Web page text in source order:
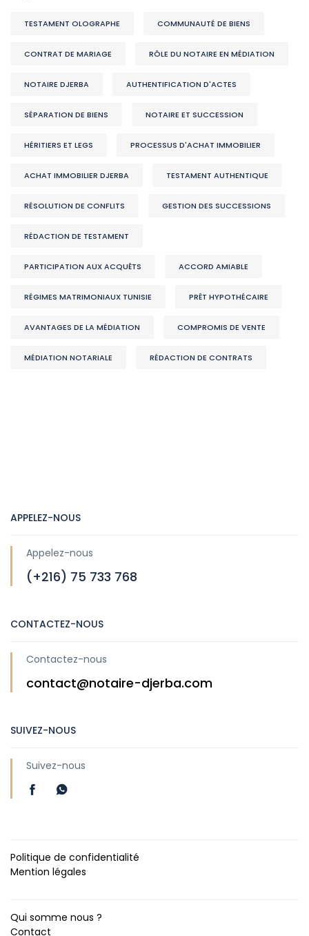
TESTAMENT OLOGRAPHE COMMUNAUTÉ DE BIENS
CONTRAT DE MARIAGE RÔLE DU NOTAIRE EN MÉDIATION
NOTAIRE DJERBA AUTHENTIFICATION D'ACTES
SÉPARATION DE BIENS NOTAIRE ET SUCCESSION
HÉRITIERS ET LEGS PROCESSUS D'ACHAT IMMOBILIER
ACHAT IMMOBILIER DJERBA TESTAMENT AUTHENTIQUE
RÉSOLUTION DE CONFLITS GESTION DES SUCCESSIONS
RÉDACTION DE TESTAMENT
PARTICIPATION AUX ACQUÊTS ACCORD AMIABLE
RÉGIMES MATRIMONIAUX TUNISIE PRÊT HYPOTHÉCAIRE
AVANTAGES DE LA MÉDIATION COMPROMIS DE VENTE
MÉDIATION NOTARIALE RÉDACTION DE CONTRATS
APPELEZ-NOUS
Appelez-nous
(+216) 75 733 768
CONTACTEZ-NOUS
Contactez-nous
contact@notaire-djerba.com
SUIVEZ-NOUS
Suivez-nous
Politique de confidentialité
Mention légales
Qui somme nous ?
Contact